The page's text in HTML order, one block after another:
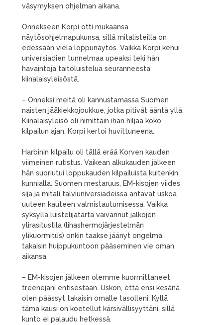
väsymyksen ohjelman aikana.
Onnekseen Korpi otti mukaansa
näytösohjelmapukunsa, sillä mitalisteilla on
edessään vielä loppunäytös. Vaikka Korpi kehui
universiadien tunnelmaa upeaksi teki hän
havaintoja taitoluistelua seuranneesta
kiinalaisyleisöstä.
– Onneksi meitä oli kannustamassa Suomen
naisten jääkiekkojoukkue, jotka pitivät ääntä yllä.
Kiinalaisyleisö oli nimittäin ihan hiljaa koko
kilpailun ajan, Korpi kertoi huvittuneena.
Harbinin kilpailu oli tällä erää Korven kauden
viimeinen rutistus. Vaikean alkukauden jälkeen
hän suoriutui loppukauden kilpailuista kuitenkin
kunnialla. Suomen mestaruus, EM-kisojen viides
sija ja mitali talviuniversiadeissa antavat uskoa
uuteen kauteen valmistautumisessa. Vaikka
syksyllä luistelijatarta vaivannut jalkojen
ylirasitustila (lihashermojärjestelmän
ylikuormitus) onkin taakse jäänyt ongelma,
takaisin huippukuntoon pääseminen vie oman
aikansa.
– EM-kisojen jälkeen olemme kuormittaneet
treenejäni entisestään. Uskon, että ensi kesänä
olen päässyt takaisin omalle tasolleni. Kyllä
tämä kausi on koetellut kärsivällisyyttäni, sillä
kunto ei palaudu hetkessä.